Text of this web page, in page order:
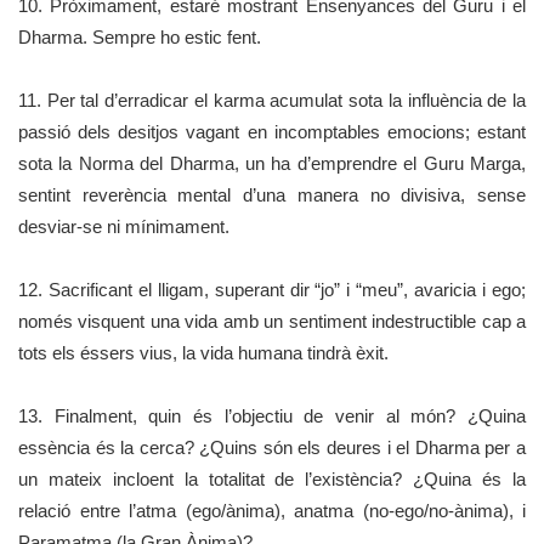
10. Pròximament, estaré mostrant Ensenyances del Guru i el
Dharma. Sempre ho estic fent.
11. Per tal d’erradicar el karma acumulat sota la influència de la
passió dels desitjos vagant en incomptables emocions; estant
sota la Norma del Dharma, un ha d’emprendre el Guru Marga,
sentint reverència mental d’una manera no divisiva, sense
desviar-se ni mínimament.
12. Sacrificant el lligam, superant dir “jo” i “meu”, avaricia i ego;
només visquent una vida amb un sentiment indestructible cap a
tots els éssers vius, la vida humana tindrà èxit.
13. Finalment, quin és l’objectiu de venir al món? ¿Quina
essència és la cerca? ¿Quins són els deures i el Dharma per a
un mateix incloent la totalitat de l’existència? ¿Quina és la
relació entre l’atma (ego/ànima), anatma (no-ego/no-ànima), i